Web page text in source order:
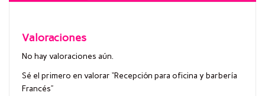
Valoraciones
No hay valoraciones aún.
Sé el primero en valorar “Recepción para oficina y barbería
Francés”